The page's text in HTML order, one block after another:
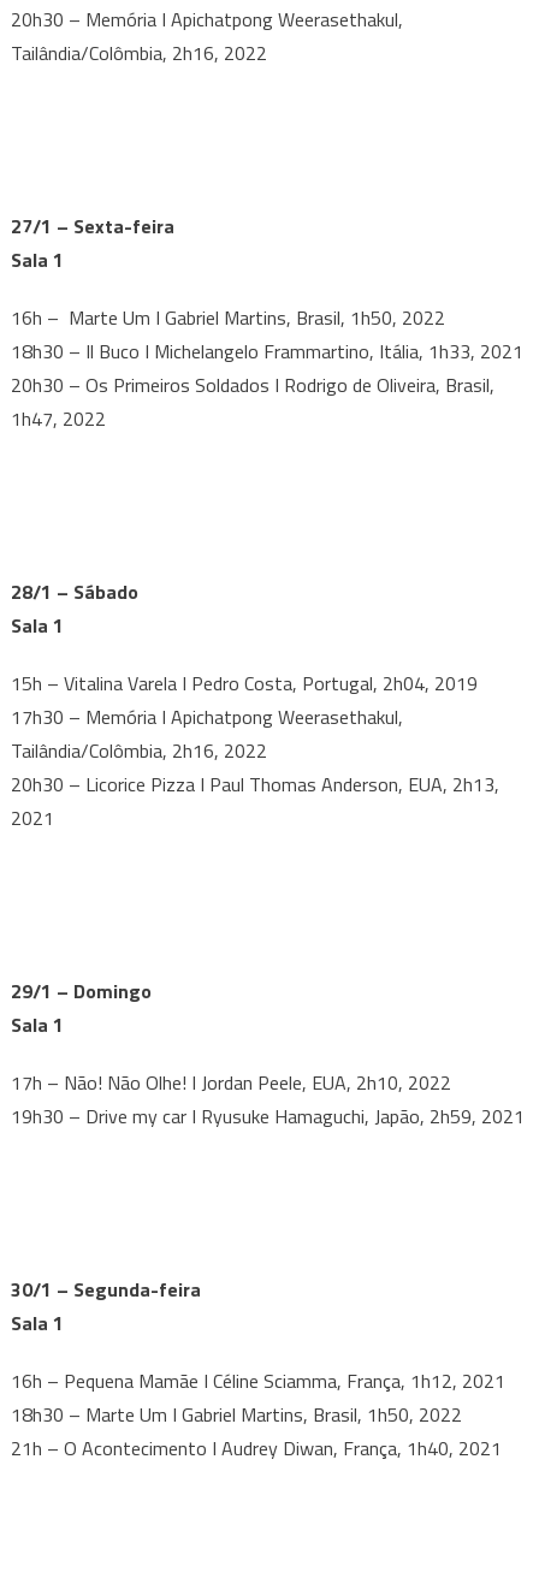
20h30 – Memória I Apichatpong Weerasethakul,
Tailândia/Colômbia, 2h16, 2022
27/1 – Sexta-feira
Sala 1
16h – Marte Um I Gabriel Martins, Brasil, 1h50, 2022
18h30 – Il Buco I Michelangelo Frammartino, Itália, 1h33, 2021
20h30 – Os Primeiros Soldados I Rodrigo de Oliveira, Brasil,
1h47, 2022
28/1 – Sábado
Sala 1
15h – Vitalina Varela I Pedro Costa, Portugal, 2h04, 2019
17h30 – Memória I Apichatpong Weerasethakul,
Tailândia/Colômbia, 2h16, 2022
20h30 – Licorice Pizza I Paul Thomas Anderson, EUA, 2h13,
2021
29/1 – Domingo
Sala 1
17h – Não! Não Olhe! I Jordan Peele, EUA, 2h10, 2022
19h30 – Drive my car I Ryusuke Hamaguchi, Japão, 2h59, 2021
30/1 – Segunda-feira
Sala 1
16h – Pequena Mamãe I Céline Sciamma, França, 1h12, 2021
18h30 – Marte Um I Gabriel Martins, Brasil, 1h50, 2022
21h – O Acontecimento I Audrey Diwan, França, 1h40, 2021